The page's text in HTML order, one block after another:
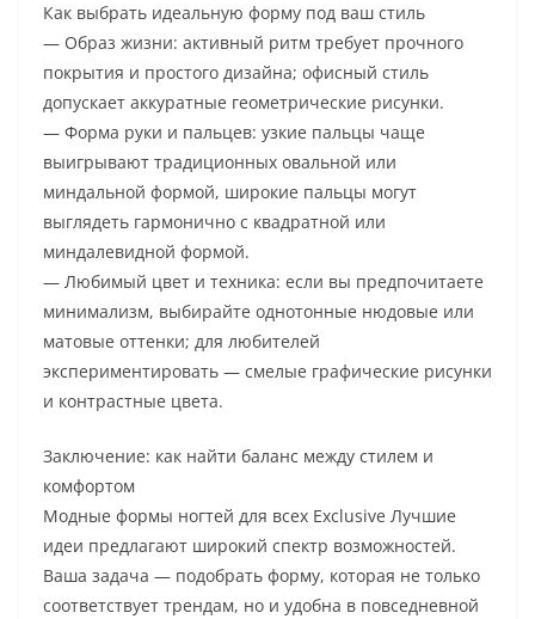
Как выбрать идеальную форму под ваш стиль
— Образ жизни: активный ритм требует прочного
покрытия и простого дизайна; офисный стиль
допускает аккуратные геометрические рисунки.
— Форма руки и пальцев: узкие пальцы чаще
выигрывают традиционных овальной или
миндальной формой, широкие пальцы могут
выглядеть гармонично с квадратной или
миндалевидной формой.
— Любимый цвет и техника: если вы предпочитаете
минимализм, выбирайте однотонные нюдовые или
матовые оттенки; для любителей
экспериментировать — смелые графические рисунки
и контрастные цвета.
Заключение: как найти баланс между стилем и
комфортом
Модные формы ногтей для всех Exclusive Лучшие
идеи предлагают широкий спектр возможностей.
Ваша задача — подобрать форму, которая не только
соответствует трендам, но и удобна в повседневной